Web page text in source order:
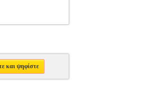
και ψηφίστε